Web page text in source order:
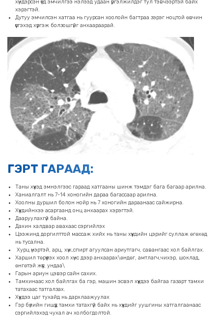
хүндэрсэн үед эмчилгээ нэлээд удаан үргэлжилдэг тул тэвчээртэй байх
хэрэгтэй.
Дутуу эмчилсэн хатгаа нь гуурсан хоолойн багтраа зэрэг ноцтой өвчин
үүсгэхэд хүргэж болзошгүйг анхаараарай.
ГЭРТ ГАРААД:
Таны хүүхэд эмнэлгээс гараад хатгааны шинж тэмдэг бага багаар арилна.
Ханиалгалт нь 7-14 хоногийн дараа багассаар арилна.
Хоолны дуршил болон нойр нь 7 хоногийн дараанаас сайжирна.
Хүүхдийнхээ асаргаанд онц анхаарах хэрэгтэй.
Дааруулахгүй байна.
Дахин халдвар авахаас сэргийлэх
Цээжинд доргилттой массаж хийх нь таны хүүхдийн цэрийг суллаж өгөхөд
нь тусална.
Хурц үнэртэй, арц, хүж,спирт агуулсан ариутгагч, савангаас хол байлгах.
Харшил төрүүлэх хоол хүнс дээр анхаарах\өндөг, амтлагч,чихэр, шоклад,
өнгөтэй жүүс, ундаа\
Гарын ариун цэвэр сайн сахих.
Тамхинаас хол байлгах ба гэр, машин эсвэл хүүхдээ байгаа газарт тамхи
татахаас татгалзах.
Хүүхдээ цаг тухайд нь дархлаажуулах
Гэр бүлийн гишүүд тамхи татахгүй байх нь хүүхдийг уушгины хатгалгаанаас
сэргийлэхэд чухал ач холбогдолтой.